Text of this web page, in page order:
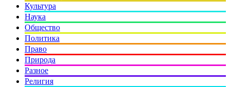
Культура
Наука
Общество
Политика
Право
Природа
Разное
Религия